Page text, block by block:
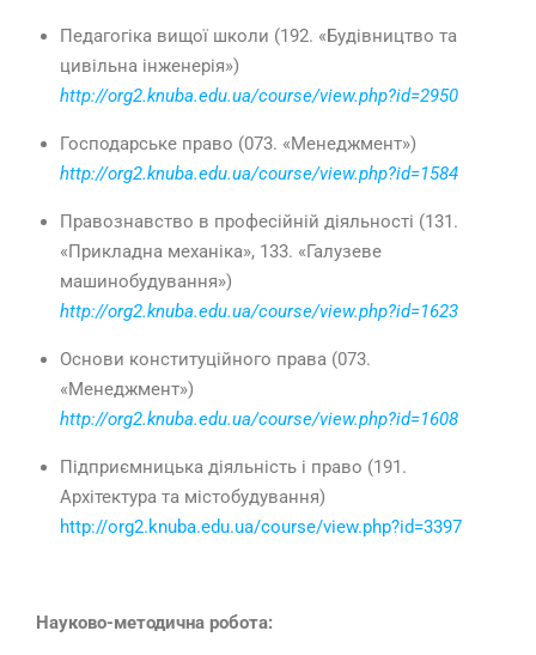
Педагогіка вищої школи (192. «Будівництво та
цивільна інженерія»)
http://org2.knuba.edu.ua/course/view.php?id=2950
Господарське право (073. «Менеджмент»)
http://org2.knuba.edu.ua/course/view.php?id=1584
Правознавство в професійній діяльності (131.
«Прикладна механіка», 133. «Галузеве
машинобудування»)
http://org2.knuba.edu.ua/course/view.php?id=1623
Основи конституційного права (073.
«Менеджмент»)
http://org2.knuba.edu.ua/course/view.php?id=1608
Підприємницька діяльність і право (191.
Архітектура та містобудування)
http://org2.knuba.edu.ua/course/view.php?id=3397
Науково-методична робота: